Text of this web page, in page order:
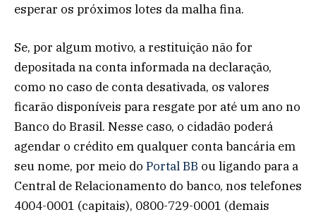
esperar os próximos lotes da malha fina.
Se, por algum motivo, a restituição não for
depositada na conta informada na declaração,
como no caso de conta desativada, os valores
ficarão disponíveis para resgate por até um ano no
Banco do Brasil. Nesse caso, o cidadão poderá
agendar o crédito em qualquer conta bancária em
seu nome, por meio do Portal BB ou ligando para a
Central de Relacionamento do banco, nos telefones
4004-0001 (capitais), 0800-729-0001 (demais